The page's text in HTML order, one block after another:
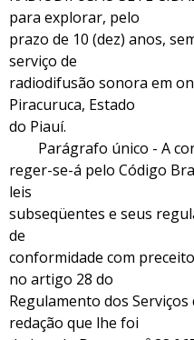
para explorar, pelo
prazo de 10 (dez) anos,
serviço de
radiodifusão sonora em
Piracuruca, Estado
do Piauí.
Parágrafo único - A
reger-se-á pelo Código
leis
subseqüentes e seus
de
conformidade com
no artigo 28 do
Regulamento dos
redação que lhe foi